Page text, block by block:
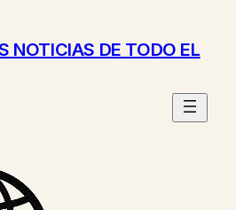
NOTICIAS DE TODO EL